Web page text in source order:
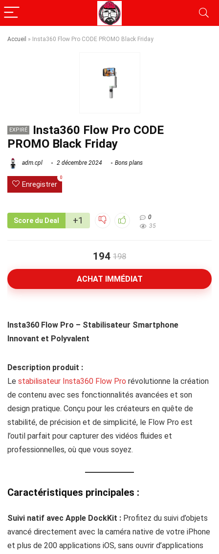
Accueil » Insta360 Flow Pro CODE PROMO Black Friday
EXPIRÉ
Insta360 Flow Pro CODE
PROMO Black Friday
adm.cpl 2 décembre 2024 Bons plans
Enregistrer
0
Score du Deal +1
0
35
194 198
ACHAT IMMÉDIAT
Insta360 Flow Pro – Stabilisateur Smartphone
Innovant et Polyvalent
Description produit :
Le stabilisateur Insta360 Flow Pro révolutionne la création
de contenu avec ses fonctionnalités avancées et son
design pratique. Conçu pour les créateurs en quête de
stabilité, de précision et de simplicité, le Flow Pro est
l’outil parfait pour capturer des vidéos fluides et
professionnelles, où que vous soyez.
Caractéristiques principales :
Suivi natif avec Apple DockKit : Profitez du suivi d’objets
avancé directement avec la caméra native de votre iPhone
et plus de 200 applications iOS, sans ouvrir d’applications